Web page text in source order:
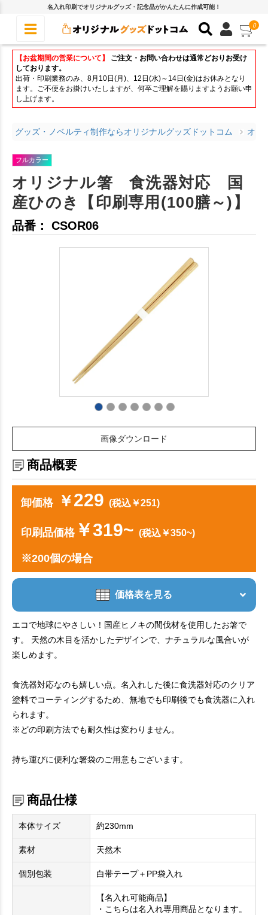
名入れ印刷でオリジナルグッズ・記念品がかんたんに作成可能！
0
【お盆期間の営業について】
ご注文・お問い合わせは通常どおりお受け
しております。
出荷・印刷業務のみ、8月10日(月)、12日(水)～14日(金)はお休みとなり
ます。ご不便をお掛けいたしますが、何卒ご理解を賜りますようお願い申
し上げます。
グッズ・ノベルティ制作ならオリジナルグッズドットコム オリ
フルカラー
オリジナル箸 食洗器対応 国
産ひのき【印刷専用(100膳～)】
品番： CSOR06
画像ダウンロード
商品概要
卸価格 ￥229 (税込￥251)
印刷品価格￥319~ (税込￥350~)
※200個の場合
価格表を見る
エコで地球にやさしい！国産ヒノキの間伐材を使用したお箸で
す。 天然の木目を活かしたデザインで、ナチュラルな風合いが
楽しめます。
食洗器対応なのも嬉しい点。名入れした後に食洗器対応のクリア
塗料でコーティングするため、無地でも印刷後でも食洗器に入れ
られます。
※どの印刷方法でも耐久性は変わりません。
持ち運びに便利な箸袋のご用意もございます。
商品仕様
本体サイズ 約230mm
素材 天然木
個別包装 白帯テープ＋PP袋入れ
【名入れ可能商品】
・こちらは名入れ専用商品となります。